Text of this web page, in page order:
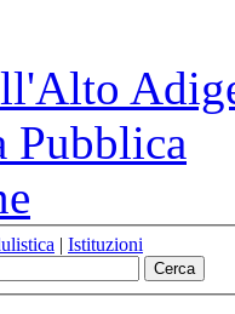
| Istituzioni